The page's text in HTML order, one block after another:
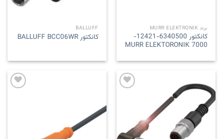
برند MURR ELEKTRONIK
کانکتور 6340500-12421-
7000 MURR ELEKTORONIK
BALLUFF
کانکتور BALLUFF BCC06WR